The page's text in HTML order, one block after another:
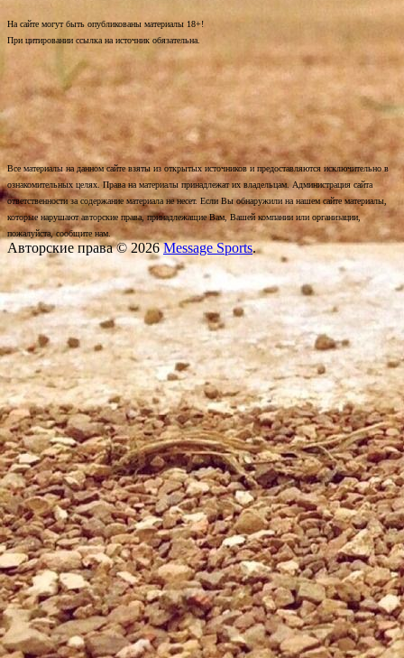
На сайте могут быть опубликованы материалы 18+!
При цитировании ссылка на источник обязательна.
Все материалы на данном сайте взяты из открытых источников и предоставляются исключительно в
ознакомительных целях. Права на материалы принадлежат их владельцам. Администрация сайта
ответственности за содержание материала не несет. Если Вы обнаружили на нашем сайте материалы,
которые нарушают авторские права, принадлежащие Вам, Вашей компании или организации,
пожалуйста, сообщите нам.
Авторские права © 2026Message Sports.